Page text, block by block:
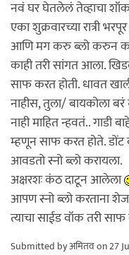
नवं घर घेतलेलं तेव्हाचा
एका शुक्रवारच्या रात्री
आणि मग करु ब्लो करुन
काही तरी सांगत आला.
साफ करत होती. धावत
नाहीस, तुला/ बायकोला
नाही माहित न्हवतं..
म्हणून साफ करत होते.
आवडतो स्नो ब्लो करायला.
अक्षरशः कंठ दाटून आलेला
आपण स्नो ब्लो करताना
त्याचा साईड वॉक तरी
Submitted byअमितवon 27